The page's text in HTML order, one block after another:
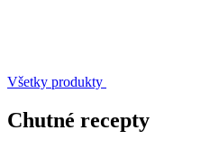
Všetky produkty
Chutné recepty